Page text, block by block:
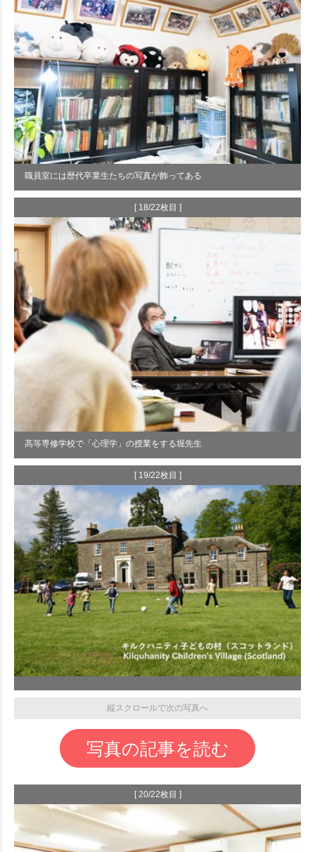
職員室には歴代卒業生たちの写真が飾ってある
[ 18/22枚目 ]
高等専修学校で「心理学」の授業をする堀先生
[ 19/22枚目 ]
縦スクロールで次の写真へ
写真の記事を読む
[ 20/22枚目 ]